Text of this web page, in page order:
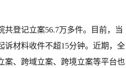
共登记立案56.7万多件。目前，当
诉材料收件不超15分钟。近期，全
案、跨域立案、跨境立案等平台也